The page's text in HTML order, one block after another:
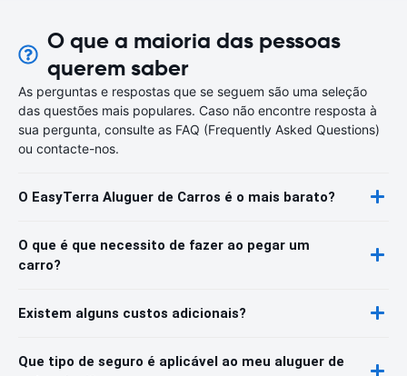
O que a maioria das pessoas
querem saber
As perguntas e respostas que se seguem são uma seleção
das questões mais populares. Caso não encontre resposta à
sua pergunta, consulte as FAQ (Frequently Asked Questions)
ou contacte-nos.
O EasyTerra Aluguer de Carros é o mais barato?
O que é que necessito de fazer ao pegar um
carro?
Existem alguns custos adicionais?
Que tipo de seguro é aplicável ao meu aluguer de